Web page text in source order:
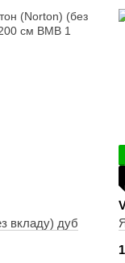
вкладу) дуб